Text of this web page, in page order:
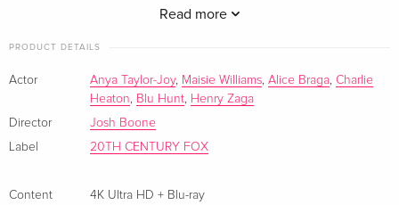
Read more
PRODUCT DETAILS
Actor Anya Taylor-Joy, Maisie Williams Alice Braga Charlie
Heaton
Blu Hunt
Henry Zaga
Director
Josh Boone
Label
20TH CENTURY FOX
Content
4K Ultra HD + Blu-ray